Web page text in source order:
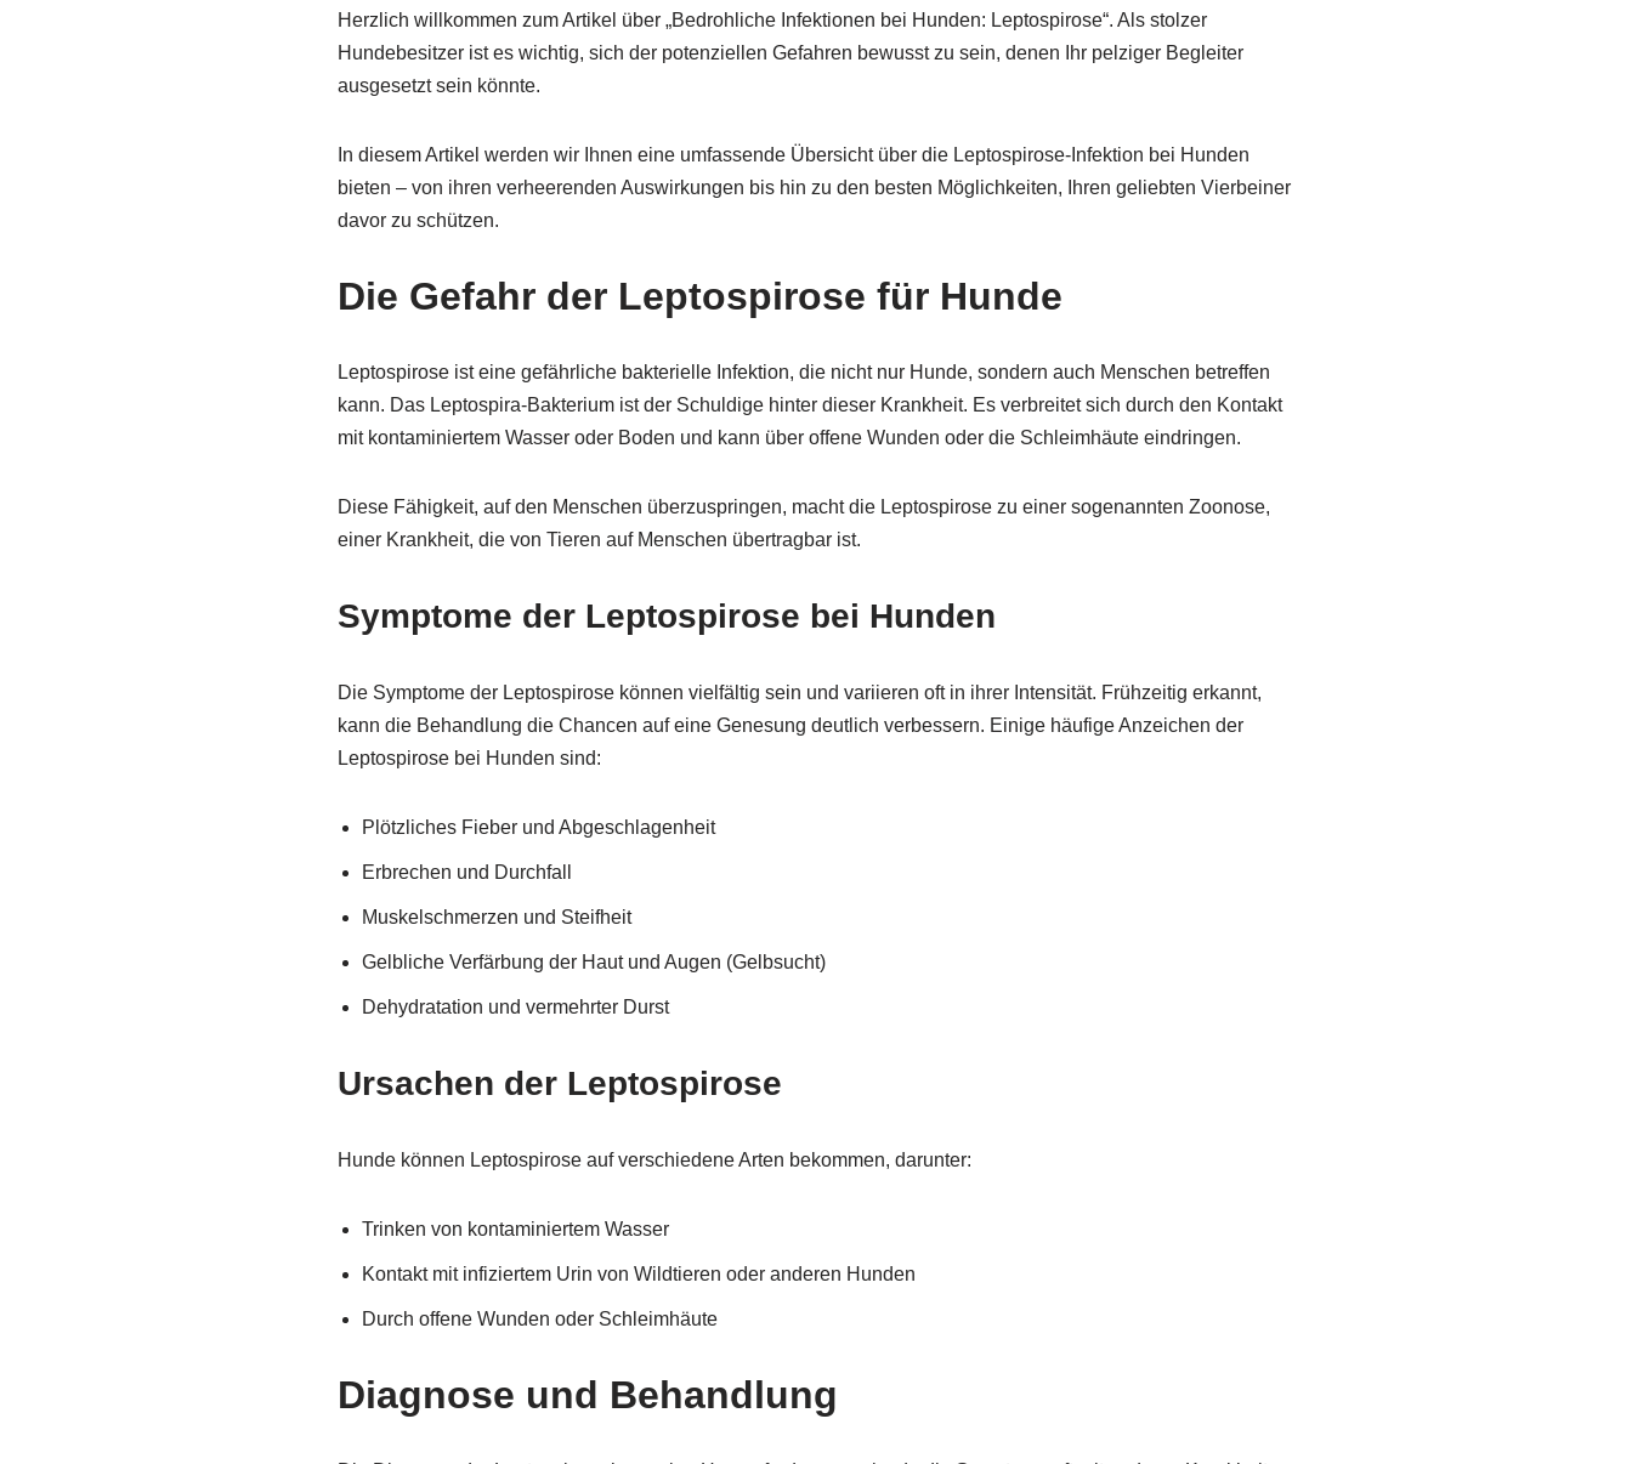
Herzlich willkommen zum Artikel über „Bedrohliche Infektionen bei Hunden: Leptospirose“. Als stolzer
Hundebesitzer ist es wichtig, sich der potenziellen Gefahren bewusst zu sein, denen Ihr pelziger Begleiter
ausgesetzt sein könnte.
In diesem Artikel werden wir Ihnen eine umfassende Übersicht über die Leptospirose-Infektion bei Hunden
bieten – von ihren verheerenden Auswirkungen bis hin zu den besten Möglichkeiten, Ihren geliebten Vierbeiner
davor zu schützen.
Die Gefahr der Leptospirose für Hunde
Leptospirose ist eine gefährliche bakterielle Infektion, die nicht nur Hunde, sondern auch Menschen betreffen
kann. Das Leptospira-Bakterium ist der Schuldige hinter dieser Krankheit. Es verbreitet sich durch den Kontakt
mit kontaminiertem Wasser oder Boden und kann über offene Wunden oder die Schleimhäute eindringen.
Diese Fähigkeit, auf den Menschen überzuspringen, macht die Leptospirose zu einer sogenannten Zoonose,
einer Krankheit, die von Tieren auf Menschen übertragbar ist.
Symptome der Leptospirose bei Hunden
Die Symptome der Leptospirose können vielfältig sein und variieren oft in ihrer Intensität. Frühzeitig erkannt,
kann die Behandlung die Chancen auf eine Genesung deutlich verbessern. Einige häufige Anzeichen der
Leptospirose bei Hunden sind:
Plötzliches Fieber und Abgeschlagenheit
Erbrechen und Durchfall
Muskelschmerzen und Steifheit
Gelbliche Verfärbung der Haut und Augen (Gelbsucht)
Dehydratation und vermehrter Durst
Ursachen der Leptospirose
Hunde können Leptospirose auf verschiedene Arten bekommen, darunter:
Trinken von kontaminiertem Wasser
Kontakt mit infiziertem Urin von Wildtieren oder anderen Hunden
Durch offene Wunden oder Schleimhäute
Diagnose und Behandlung